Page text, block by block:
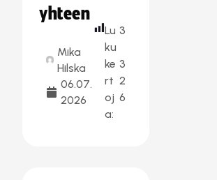
yhteen
Mika
Hilska
06.07.
2026
Lu
ku
ke
rt
oj
a:
3
3
2
6